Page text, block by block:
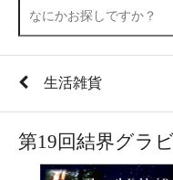
生活雑貨
第19回結界グラ